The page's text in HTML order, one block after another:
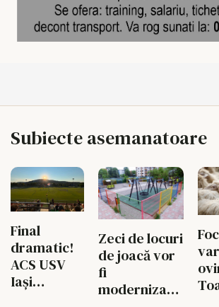
Subiecte asemanatoare
Final
dramatic!
ACS USV
Iași
Zeci de locuri
de joacă vor
fi
modernizate,